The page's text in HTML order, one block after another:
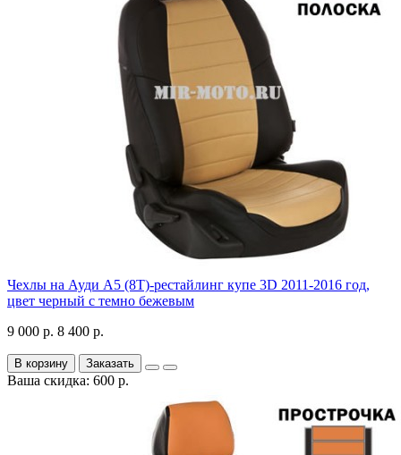
Чехлы на Ауди А5 (8Т)-рестайлинг купе 3D 2011-2016 год,
цвет черный с темно бежевым
9 000 р. 8 400 р.
В корзину Заказать
Ваша скидка: 600 р.